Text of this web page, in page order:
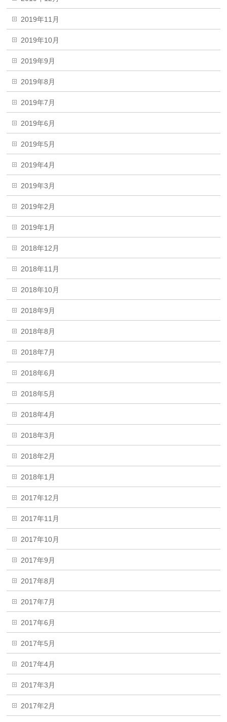
2019年11月
2019年10月
2019年9月
2019年8月
2019年7月
2019年6月
2019年5月
2019年4月
2019年3月
2019年2月
2019年1月
2018年12月
2018年11月
2018年10月
2018年9月
2018年8月
2018年7月
2018年6月
2018年5月
2018年4月
2018年3月
2018年2月
2018年1月
2017年12月
2017年11月
2017年10月
2017年9月
2017年8月
2017年7月
2017年6月
2017年5月
2017年4月
2017年3月
2017年2月